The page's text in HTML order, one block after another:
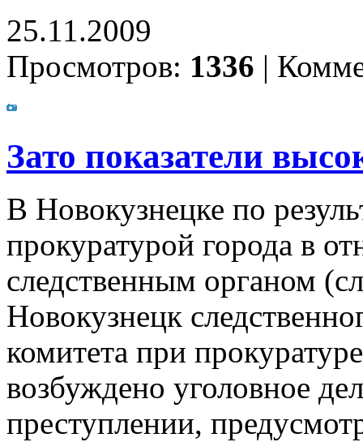
25.11.2009
Просмотров: 1336 |
Зато показатели
В Новокузнецке по
прокуратурой города в
следственным органом
Новокузнецк
комитета при
возбуждено уголовное
преступлении,